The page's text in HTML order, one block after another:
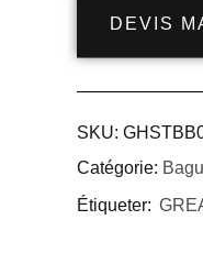
DEVIS
SKU:
Catégorie:
Étiqueter: